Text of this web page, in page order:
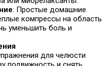
: Простые домашние
компрессы на область
уменьшить боль и
для челюсти